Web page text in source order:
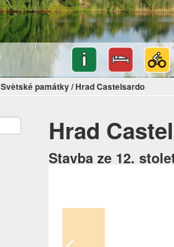
Světské památky/Hrad Castelsardo
Hrad
Stavba ze 12.